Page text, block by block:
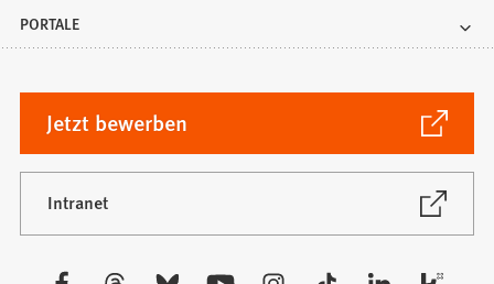
PORTALE
Jetzt bewerben
(Öffnet
in
einem
neuen
Tab)
Intranet
(Öffnet
neuen
Besuchen